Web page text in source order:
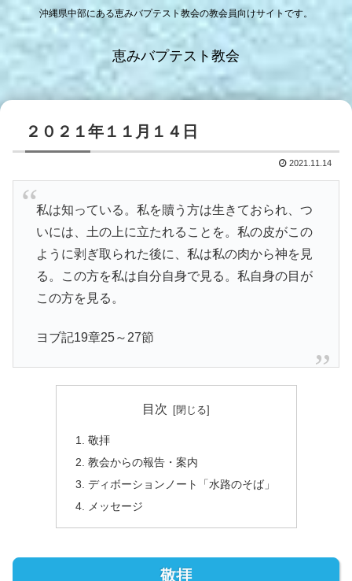
沖縄県中部にある恵みバプテスト教会の教会員向けサイトです。
恵みバプテスト教会
２０２１年１１月１４日
2021.11.14
私は知っている。私を贖う方は生きておられ、つ
いには、土の上に立たれることを。私の皮がこの
ように剥ぎ取られた後に、私は私の肉から神を見
る。この方を私は自分自身で見る。私自身の目が
この方を見る。
ヨブ記19章25～27節
目次
敬拝
教会からの報告・案内
ディボーションノート「水路のそば」
メッセージ
敬拝